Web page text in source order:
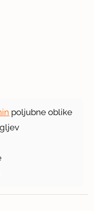
poljubne oblike